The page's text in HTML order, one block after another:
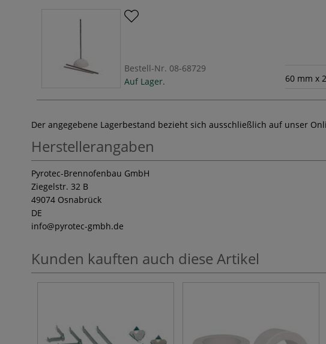
Bestell-Nr. 08-68729
Auf Lager.
60 mm x
Der angegebene Lagerbestand bezieht sich ausschließlich auf unser
Herstellerangaben
Pyrotec-Brennofenbau GmbH
Ziegelstr. 32 B
49074 Osnabrück
DE
info@pyrotec-gmbh.de
Kunden kauften auch diese Artikel